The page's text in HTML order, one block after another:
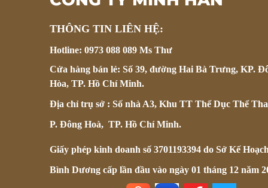
THÔNG TIN LIÊN HỆ:
Hotline: 0973 088 089 Ms Thư
Cửa hàng bán lẻ: Số 39, đường Hai Bà Trưng, KP.
Hòa, TP. Hồ Chí Minh.
Địa chỉ trụ sở : Số nhà A3, Khu TT Thể Dục Thể
P. Đông Hoà, TP. Hồ Chí Minh.
Giấy phép kinh doanh số 3701193394 do Sở Kế
Bình Dương cấp lần đầu vào ngày 01 tháng 12 năm